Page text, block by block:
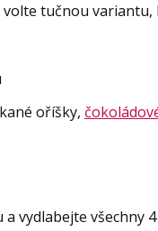
tučnou variantu,
oříšky,
vydlabejte